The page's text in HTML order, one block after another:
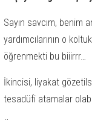
Sayın savcım, benim
yardımcılarının o
öğrenmekti bu biiirrr…
İkincisi, liyakat
tesadüfi atamalar